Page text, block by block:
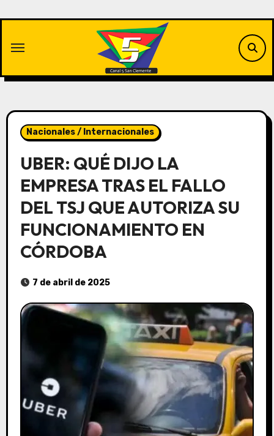
contenido
Nacionales / Internacionales
UBER: QUÉ DIJO LA
EMPRESA TRAS EL FALLO
DEL TSJ QUE AUTORIZA SU
FUNCIONAMIENTO EN
CÓRDOBA
7 de abril de 2025